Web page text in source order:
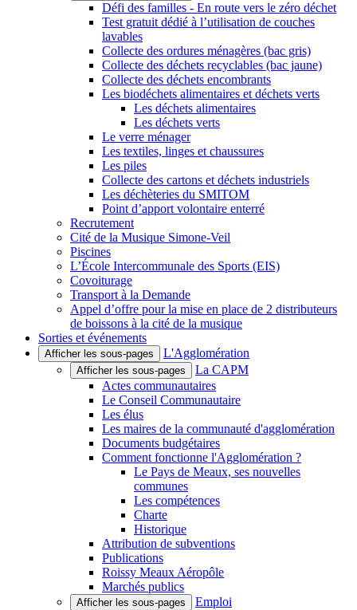
Défi des familles - En route vers le zéro déchet
Test gratuit dédié à l’utilisation de couches
lavables
Collecte des ordures ménagères (bac gris)
Collecte des déchets recyclables (bac jaune)
Collecte des déchets encombrants
Les biodéchets alimentaires et déchets verts
Les déchets alimentaires
Les déchets verts
Le verre ménager
Les textiles, linges et chaussures
Les piles
Collecte des cartons et déchets industriels
Les déchèteries du SMITOM
Point d’apport volontaire enterré
Recrutement
Cité de la Musique Simone-Veil
Piscines
L’École Intercommunale des Sports (EIS)
Covoiturage
Transport à la Demande
Appel d’offre pour la mise en place de 2 distributeurs
de boissons à la cité de la musique
Sorties et événements
Afficher les sous-pages L'Agglomération
Afficher les sous-pages
La CAPM
Actes communautaires
Le Conseil Communautaire
Les élus
Les maires de la communauté d'agglomération
Documents budgétaires
Comment fonctionne l'Agglomération ?
Le Pays de Meaux, ses nouvelles
communes
Les compétences
Charte
Historique
Attribution de subventions
Publications
Roissy Meaux Aéropôle
Marchés publics
Afficher les sous-pages
Emploi